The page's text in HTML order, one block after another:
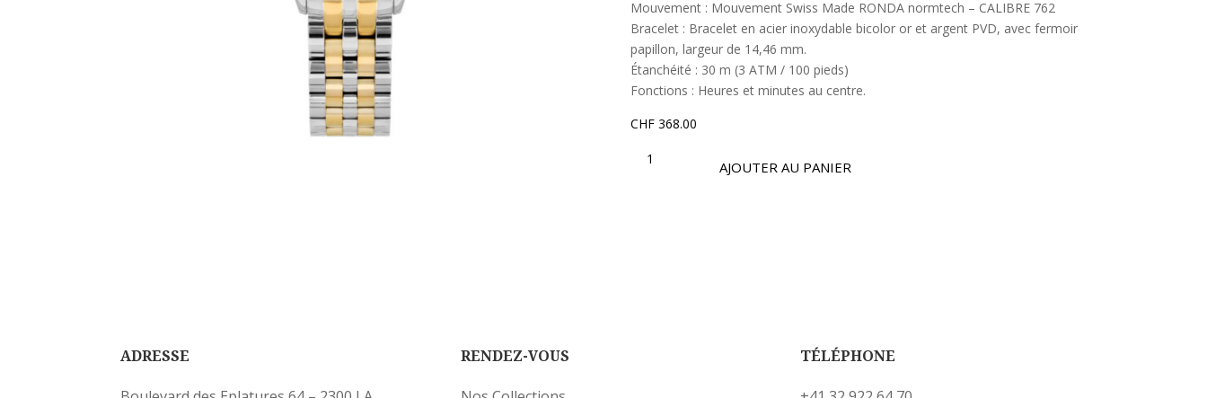
Mouvement : Mouvement Swiss Made RONDA normtech – CALIBRE 762
Bracelet : Bracelet en acier inoxydable bicolor or et argent PVD, avec fermoir
papillon, largeur de 14,46 mm.
Étanchéité : 30 m (3 ATM / 100 pieds)
Fonctions : Heures et minutes au centre.
CHF368.00
AJOUTER AU PANIER
ADRESSE RENDEZ-VOUS TÉLÉPHONE